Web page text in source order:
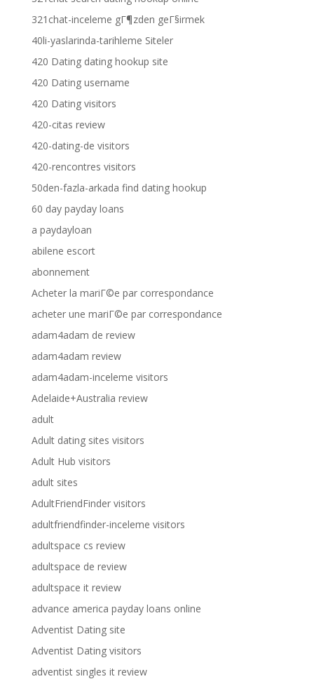
321chat-inceleme gГ¶zden geГ§irmek
40li-yaslarinda-tarihleme Siteler
420 Dating dating hookup site
420 Dating username
420 Dating visitors
420-citas review
420-dating-de visitors
420-rencontres visitors
50den-fazla-arkada find dating hookup
60 day payday loans
a paydayloan
abilene escort
abonnement
Acheter la mariГ©e par correspondance
acheter une mariГ©e par correspondance
adam4adam de review
adam4adam review
adam4adam-inceleme visitors
Adelaide+Australia review
adult
Adult dating sites visitors
Adult Hub visitors
adult sites
AdultFriendFinder visitors
adultfriendfinder-inceleme visitors
adultspace cs review
adultspace de review
adultspace it review
advance america payday loans online
Adventist Dating site
Adventist Dating visitors
adventist singles it review